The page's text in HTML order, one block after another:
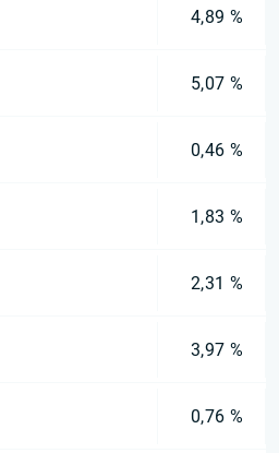
4,89 %
5,07 %
0,46 %
1,83 %
2,31 %
3,97 %
0,76 %